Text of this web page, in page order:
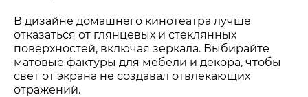
В дизайне домашнего кинотеатра лучше
отказаться от глянцевых и стеклянных
поверхностей, включая зеркала. Выбирайте
матовые фактуры для мебели и декора, чтобы
свет от экрана не создавал отвлекающих
отражений.